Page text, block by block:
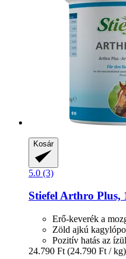
Kosár
5.0 (3)
StiefelArthro Plus,
Erő-keverék a
Zöld ajkú
Pozitív hatás az
24.790 Ft (24.790 Ft / kg)